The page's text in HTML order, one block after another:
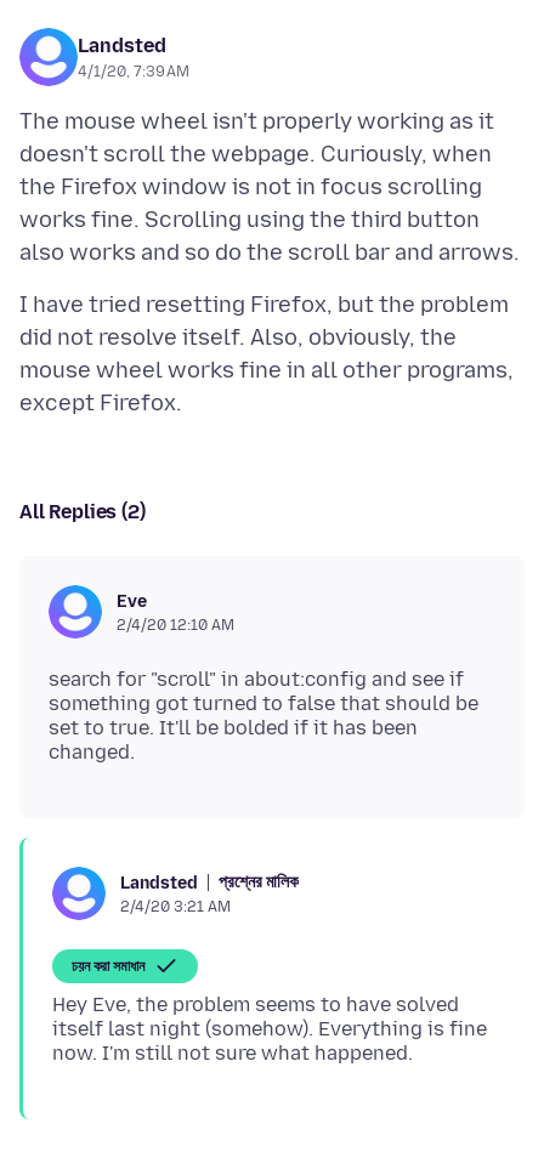
Landsted
4/1/20, 7:39 AM
The mouse wheel isn't properly working as it
doesn't scroll the webpage. Curiously, when
the Firefox window is not in focus scrolling
works fine. Scrolling using the third button
I have tried resetting Firefox, but the problem
did not resolve itself. Also, obviously, the
mouse wheel works fine in all other programs,
All Replies (2)
Eve
2/4/20 12:10 AM
search for "scroll" in about:config and see if
something got turned to false that should be
set to true. It'll be bolded if it has been
Landsted প্রশ্নের মালিক
2/4/20 3:21 AM
চয়ন করা সমাধান
Hey Eve, the problem seems to have solved
itself last night (somehow). Everything is fine